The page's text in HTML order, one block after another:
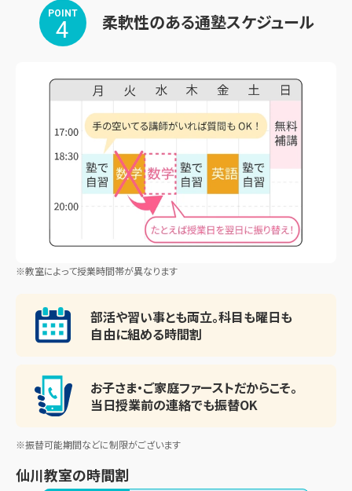
POINT
4 柔軟性のある通塾スケジュール
※教室によって授業時間帯が異なります
部活や習い事とも両立。科目も曜日も
自由に組める時間割
お子さま・ご家庭ファーストだからこそ。
当日授業前の連絡でも振替OK
※振替可能期間などに制限がございます
仙川教室の時間割